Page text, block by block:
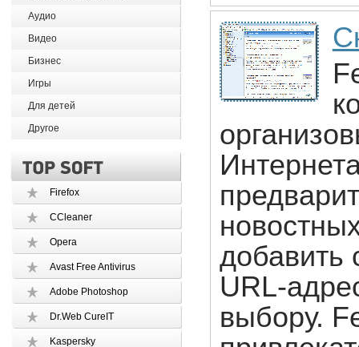
Аудио
Видео
Бизнес
Игры
Для детей
Другое
Firefox
CCleaner
Opera
Avast Free Antivirus
Adobe Photoshop
Dr.Web CureIT
Kaspersky
добавить
URL-
выбору.